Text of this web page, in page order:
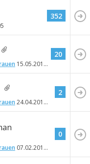
352
15.05.2018
20
24.04.2018
2
07.02.2018
0